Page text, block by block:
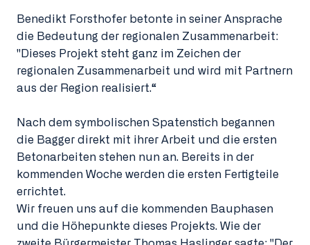
Benedikt Forsthofer betonte in seiner Ansprache
die Bedeutung der regionalen Zusammenarbeit:
"Dieses Projekt steht ganz im Zeichen der
regionalen Zusammenarbeit und wird mit Partnern
aus der Region realisiert.“
Nach dem symbolischen Spatenstich begannen
die Bagger direkt mit ihrer Arbeit und die ersten
Betonarbeiten stehen nun an. Bereits in der
kommenden Woche werden die ersten Fertigteile
errichtet.
Wir freuen uns auf die kommenden Bauphasen
und die Höhepunkte dieses Projekts. Wie der